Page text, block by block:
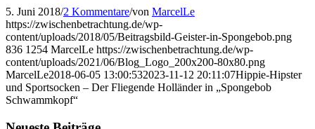
5. Juni 2018/2 Kommentare/von MarcelLe
https://zwischenbetrachtung.de/wp-
content/uploads/2018/05/Beitragsbild-Geister-in-Spongebob.png
836 1254 MarcelLe https://zwischenbetrachtung.de/wp-
content/uploads/2021/06/Blog_Logo_200x200-80x80.png
MarcelLe2018-06-05 13:00:532023-11-12 20:11:07Hippie-Hipster
und Sportsocken – Der Fliegende Holländer in „Spongebob
Schwammkopf“